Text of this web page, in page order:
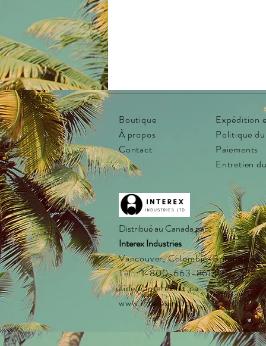
Boutique
À propos
Contact
Expédition
Politique du
Paiements
Entretien
Distribué au Canada par :
Interex Industries
Vancouver, Colombie-Britannique
Tél. : 1-800-663-8613
aide@interexind.ca
www.interexind.ca